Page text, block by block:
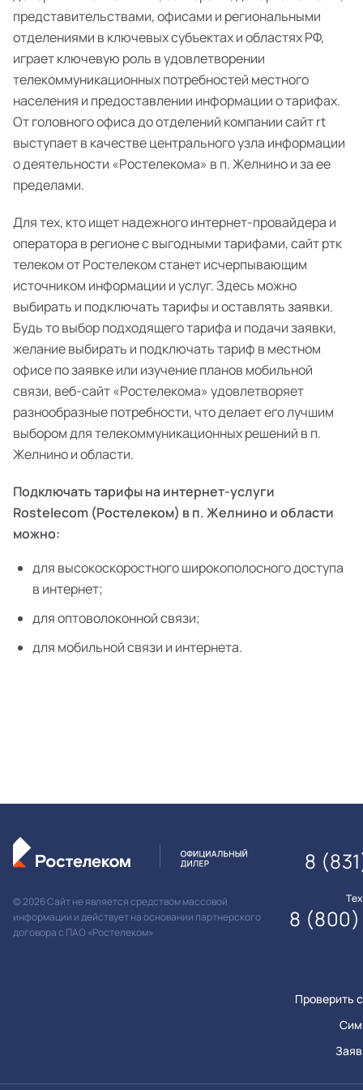
представительствами, офисами и региональными
отделениями в ключевых субъектах и областях РФ,
играет ключевую роль в удовлетворении
телекоммуникационных потребностей местного
населения и предоставлении информации о тарифах.
От головного офиса до отделений компании сайт rt
выступает в качестве центрального узла информации
о деятельности «Ростелекома» в п. Желнино и за ее
пределами.
Для тех, кто ищет надежного интернет-провайдера и
оператора в регионе с выгодными тарифами, сайт ртк
телеком от Ростелеком станет исчерпывающим
источником информации и услуг. Здесь можно
выбирать и подключать тарифы и оставлять заявки.
Будь то выбор подходящего тарифа и подачи заявки,
желание выбирать и подключать тариф в местном
офисе по заявке или изучение планов мобильной
связи, веб-сайт «Ростелекома» удовлетворяет
разнообразные потребности, что делает его лучшим
выбором для телекоммуникационных решений в п.
Желнино и области.
Подключать тарифы на интернет-услуги
Rostelecom (Ростелеком) в п. Желнино и области
можно:
для высокоскоростного широкополосного доступа
в интернет;
для оптоволоконной связи;
для мобильной связи и интернета.
© 2026 Сайт не является средством массовой
информации и действует на основании партнерского
договора с ПАО «Ростелеком»
Проверить
8
8